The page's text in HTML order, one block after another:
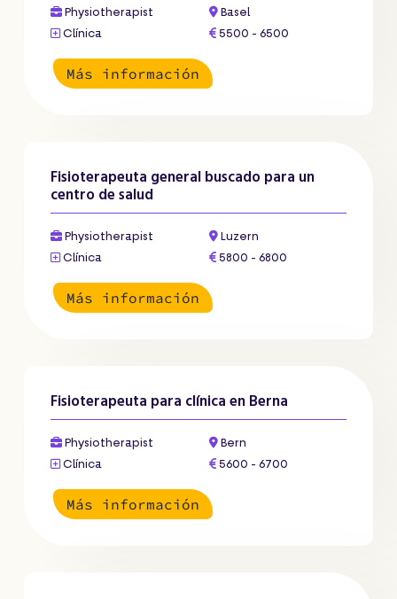
Physiotherapist
Basel
Clínica
5500 - 6500
Más información
Fisioterapeuta general buscado para un
centro de salud
Physiotherapist
Luzern
Clínica
5800 - 6800
Más información
Fisioterapeuta para clínica en Berna
Physiotherapist
Bern
Clínica
5600 - 6700
Más información